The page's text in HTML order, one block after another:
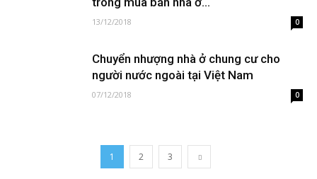
13/12/2018 0
Chuyển nhượng nhà ở chung cư cho
người nước ngoài tại Việt Nam
07/12/2018 0
1 2 3